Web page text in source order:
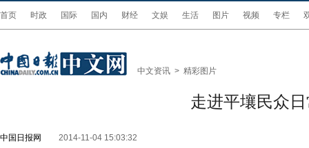
首页 时政 国际 国内 财经 文娱 生活 图片 视频 专栏
中文资讯 > 精彩图片
走进平壤民众
中国日报网 2014-11-04 15:03:32